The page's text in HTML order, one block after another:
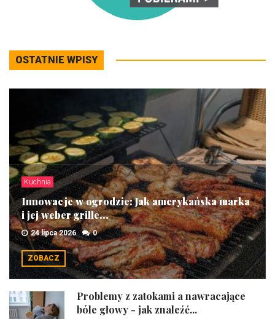
OSTATNIE WPISY
Kuchnia
Innowacje w ogrodzie: Jak amerykańska marka
i jej weber grille...
24 lipca 2026 0
ZOBACZ
Problemy z zatokami a nawracające
bóle głowy - jak znaleźć...